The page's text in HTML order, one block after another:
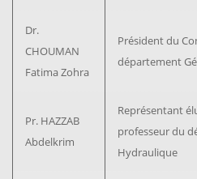
Dr.
CHOUMAN
Fatima Zohra
Président du
département
Pr. HAZZAB
Abdelkrim
Représentant
professeur du
Hydraulique